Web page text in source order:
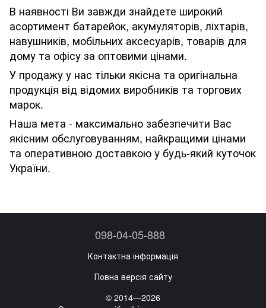
В наявності Ви завжди знайдете широкий
асортимент батарейок, акумуляторів, ліхтарів,
навушників, мобільних аксесуарів, товарів для
дому та офісу за оптовими цінами.
У продажу у нас тільки якісна та оригінальна
продукція від відомих виробників та торгових
марок.
Наша мета - максимально забезпечити Вас
якісним обслуговуванням, найкращими цінами
та оперативною доставкою у будь-який куточок
України.
098-04-05-888
Контактна інформація
Повна версія сайту
© 2014—2026